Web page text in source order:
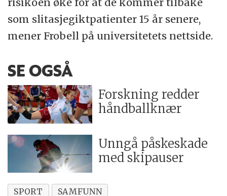
som slitasjegiktpatienter 15 år senere,
mener Frobell på universitetets nettside.
SE OGSÅ
Forskning redder
håndballknær
Unngå påskeskade
med skipauser
SPORT SAMFUNN